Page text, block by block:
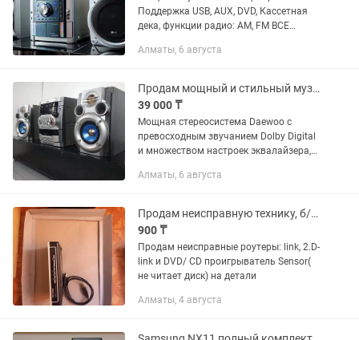
Поддержка USB, AUX, DVD, Кассетная
дека, функции радио: AM, FM ВСЕ
ОТЛИЧНОМ СОСТОЯНИИ!!
ТАКЖЕ К КОМПЬЮТЕРУ С...
Алматы, 6 августа
Продам мощный и стильный музыкальный центр
39 000 ₸
Мощная стереосистема Daewoo с
превосходным звучанием Dolby Digital
и множеством настроек эквалайзера,
который гармонично впишется в
Алматы, 6 августа
Продам неисправную технику, б/у, 2 роутера
900 ₸
Продам неисправные роутеры: link, 2.D-
link и DVD/ CD проигрыватель Sensor(
не читает диск) на детали
Алматы, 4 августа